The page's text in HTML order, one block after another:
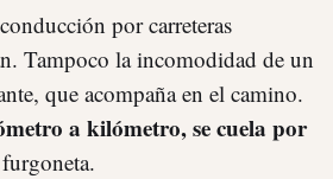
por carreteras
Tampoco la incomodidad de un
que acompaña en el camino.
a kilómetro, se cuela por